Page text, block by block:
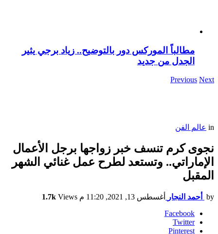
مطالباً الموركس دور بالتوضيح.. زياد برجي يثير
الجدل من جديد
Previous Next
in عالم الفن
نجوى كرم تنسف خبر زواجها برجل الأعمال
الإماراتي.. وتستعد لطرح عمل غنائي الشهر
المقبل
by أحمد النجار أغسطس 13, 2021, 11:20 م 1.7k Views
Facebook
Twitter
Pinterest